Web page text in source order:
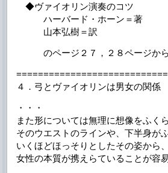
◆ヴァイオリン演奏のコツ
ハーバード・ホーン＝著
山本弘樹＝訳
のページ２７，２８ページか
４．弓とヴァイオリンは男女の関係
・・・
また形については無理に想像をふく
そのウエストのラインや、下半身が
いくほどほっそりとしたその姿から
女性の本質が携えらていることが容